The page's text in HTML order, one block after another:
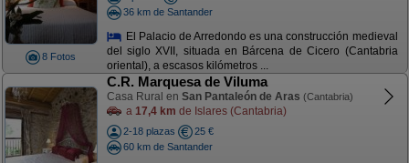
8 Fotos
36 km de Santander
El Palacio de Arredondo es una construcción medieval
del siglo XVII, situada en Bárcena de Cicero (Cantabria
oriental), a escasos kilómetros ...
C.R. Marquesa de Viluma
Casa Rural en San Pantaleón de Aras (Cantabria)
a 17,4 km de Islares (Cantabria)
2-18 plazas
25 €
60 km de Santander